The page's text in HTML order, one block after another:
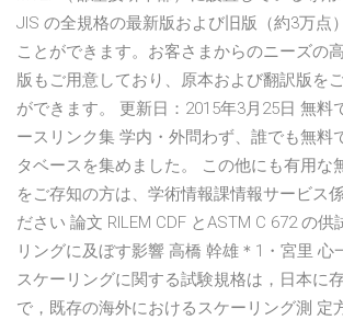
JIS の全規格の最新版および旧版（約3万点
ことができます。お客さまからのニーズの
版もご用意しており、原本および翻訳版を
ができます。 更新日：2015年3月25日 無料
ースリンク集 学内・外問わず、誰でも無料
タベースを集めました。 この他にも有用な
をご存知の方は、学術情報課情報サービス
ださい 論文 RILEM CDF とASTM C 672 の
リングに及ぼす影響 高橋 幹雄＊1・宮里 心
スケーリングに関する試験規格は，日本に
で，既存の海外におけるスケーリング測 定